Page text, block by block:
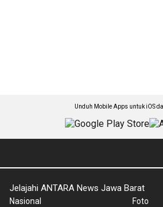
Unduh Mobile Apps untuk iOS
Jelajahi ANTARA News Jawa Barat
Nasional
Foto